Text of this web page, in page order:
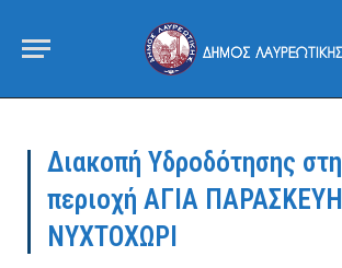
Διακοπή Υδροδότησης
περιοχή ΑΓΙΑ
ΝΥΧΤΟΧΩΡΙ